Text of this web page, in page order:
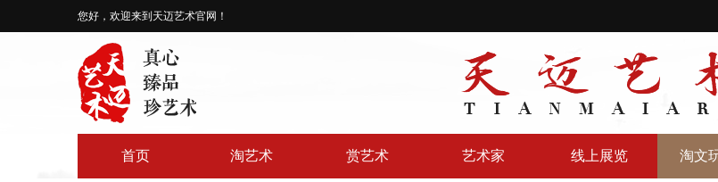
您好，欢迎来到天迈艺术官网！
首页 淘艺术 赏艺术 艺术家 线上展览 淘文